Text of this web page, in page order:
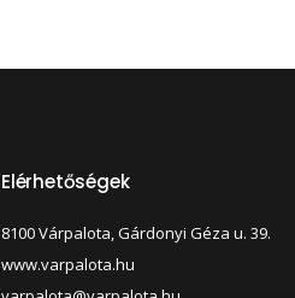
Elérhetőségek
8100 Várpalota, Gárdonyi Géza u. 39.
www.varpalota.hu